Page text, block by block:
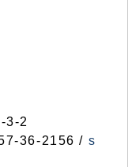
3-2
36-2156 / s